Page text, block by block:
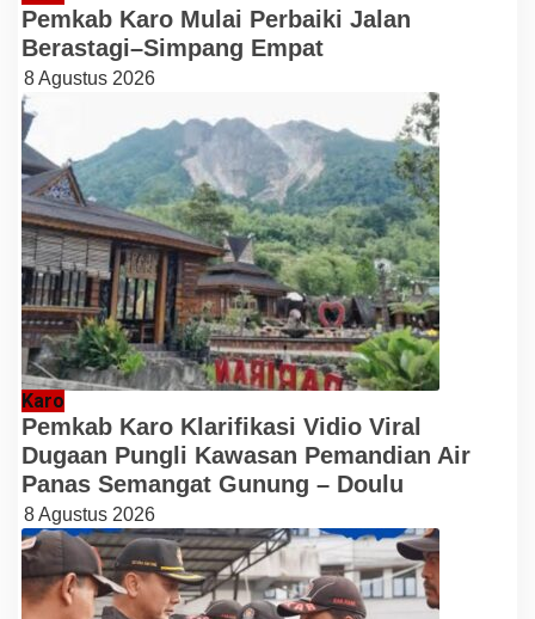
Pemkab Karo Mulai Perbaiki Jalan
Berastagi–Simpang Empat
8 Agustus 2026
Karo
Pemkab Karo Klarifikasi Vidio Viral
Dugaan Pungli Kawasan Pemandian Air
Panas Semangat Gunung – Doulu
8 Agustus 2026